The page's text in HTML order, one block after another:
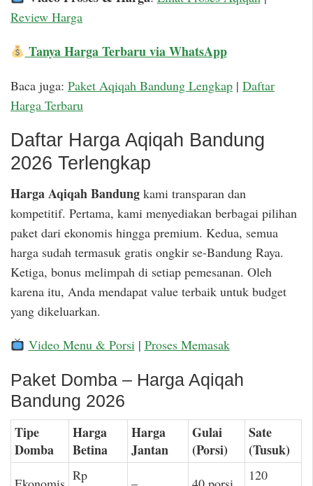
Review Harga
Tanya Harga Terbaru via WhatsApp
Baca juga: Paket Aqiqah Bandung Lengkap | Daftar
Harga Terbaru
Daftar Harga Aqiqah Bandung
2026 Terlengkap
Harga Aqiqah Bandung kami transparan dan
kompetitif. Pertama, kami menyediakan berbagai pilihan
paket dari ekonomis hingga premium. Kedua, semua
harga sudah termasuk gratis ongkir se-Bandung Raya.
Ketiga, bonus melimpah di setiap pemesanan. Oleh
karena itu, Anda mendapat value terbaik untuk budget
yang dikeluarkan.
Video Menu & Porsi| Proses Memasak
Paket Domba – Harga Aqiqah
Bandung 2026
Tipe
Domba
Harga
Betina
Harga
Jantan
Gulai
(Porsi)
Sate
(Tusuk)
Rp
120